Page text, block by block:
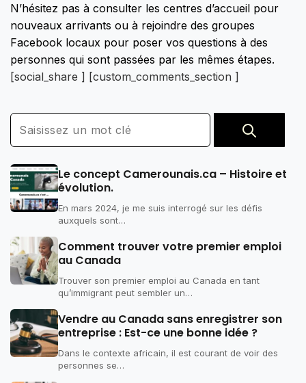
N’hésitez pas à consulter les centres d’accueil pour
nouveaux arrivants ou à rejoindre des groupes
Facebook locaux pour poser vos questions à des
personnes qui sont passées par les mêmes étapes.
[social_share ] [custom_comments_section ]
Le concept Camerounais.ca – Histoire et
évolution.
En mars 2024, je me suis interrogé sur les défis
auxquels sont…
Comment trouver votre premier emploi
au Canada
Trouver son premier emploi au Canada en tant
qu’immigrant peut sembler un…
Vendre au Canada sans enregistrer son
entreprise : Est-ce une bonne idée ?
Dans le contexte africain, il est courant de voir des
personnes se…